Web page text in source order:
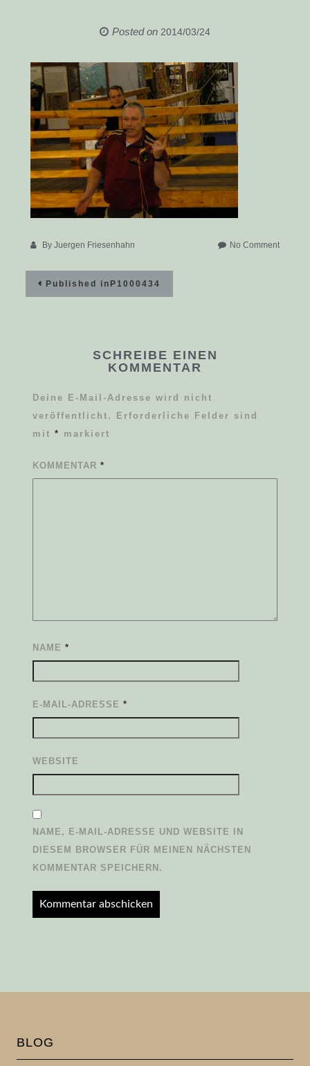
Posted on 2014/03/24
ByJuergen Friesenhahn No Commenton
Beitragsnavigation
Published in P1000434
SCHREIBE EINEN
KOMMENTAR
Deine E-Mail-Adresse wird nicht
veröffentlicht.
Erforderliche Felder sind
mit* markiert
KOMMENTAR*
NAME*
E-MAIL-ADRESSE*
WEBSITE
NAME, E-MAIL-ADRESSE UND WEBSITE IN
DIESEM BROWSER FÜR MEINEN NÄCHSTEN
KOMMENTAR SPEICHERN.
BLOG